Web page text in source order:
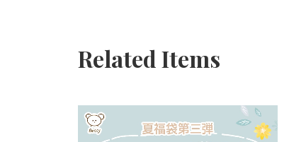
Related Items